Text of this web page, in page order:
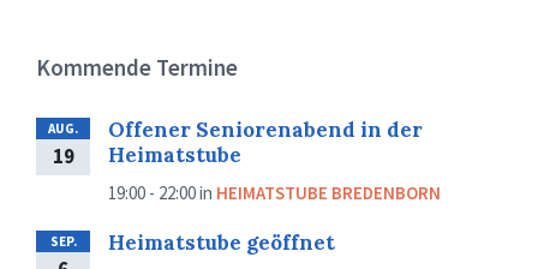
Kommende Termine
AUG.
19
Offener Seniorenabend in der
Heimatstube
19:00 - 22:00in HEIMATSTUBE BREDENBORN
SEP. Heimatstube geöffnet